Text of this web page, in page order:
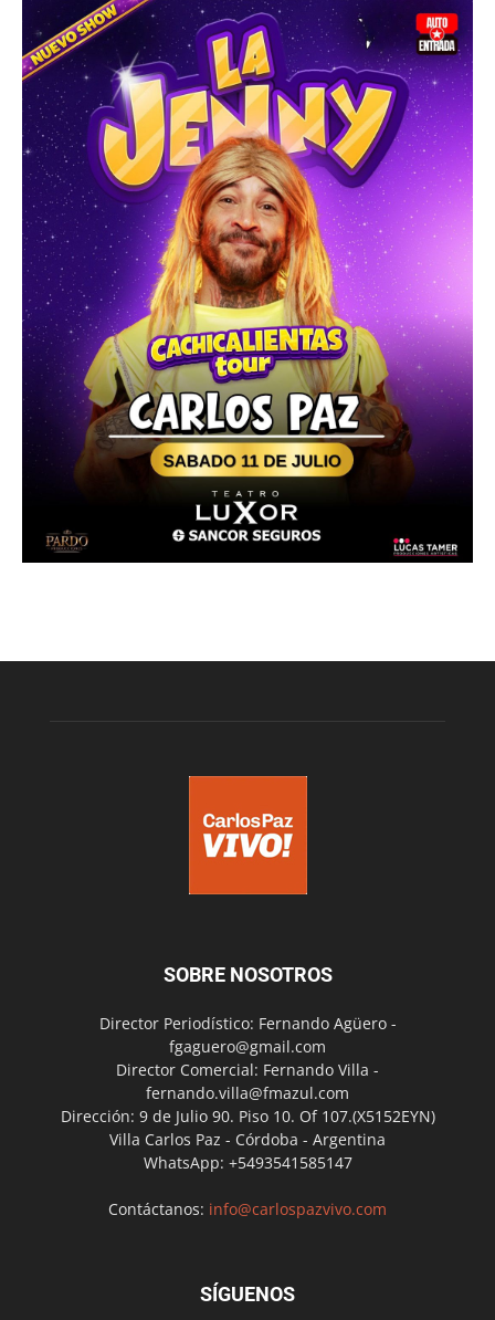
SOBRE NOSOTROS
Director Periodístico: Fernando Agüero -
fgaguero@gmail.com
Director Comercial: Fernando Villa -
fernando.villa@fmazul.com
Dirección: 9 de Julio 90. Piso 10. Of 107.(X5152EYN)
Villa Carlos Paz - Córdoba - Argentina
WhatsApp: +5493541585147
Contáctanos: info@carlospazvivo.com
SÍGUENOS